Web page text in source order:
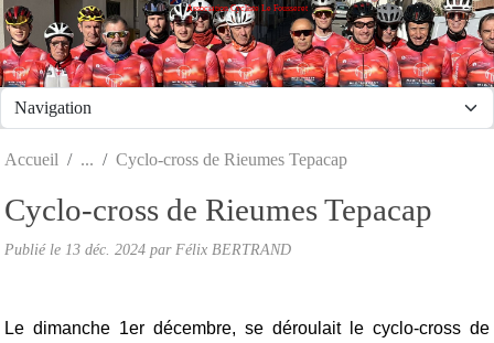
Association Cycliste Le Fousseret
Accueil Cyclo-cross de Rieumes Tepacap
Cyclo-cross de Rieumes Tepacap
Publié le 13 déc. 2024 par Félix BERTRAND
Le dimanche 1er décembre, se déroulait le cyclo-cross de
Panneau de gestion des cookies